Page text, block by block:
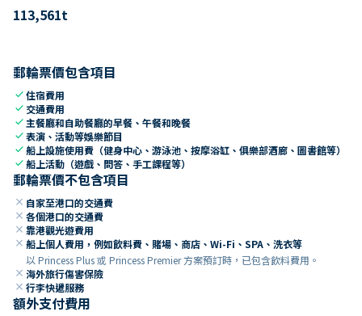
113,561t
郵輪票價包含項目
check住宿費用
check 交通費用
check 主餐廳和自助餐廳的早餐、午餐和晚餐
check表演、活動等娛樂節目
check船上設施使用費（健身中心、游泳池、按摩浴缸、俱樂部酒廊、圖書館等）
check船上活動（遊戲、問答、手工課程等）
郵輪票價不包含項目
close 自家至港口的交通費
close 各個港口的交通費
close 靠港觀光遊費用
close 船上個人費用，例如飲料費、賭場、商店、Wi-Fi、SPA、洗衣等
以 Princess Plus 或 Princess Premier 方案預訂時，已包含飲料費用。
close 海外旅行傷害保險
close 行李快遞服務
額外支付費用